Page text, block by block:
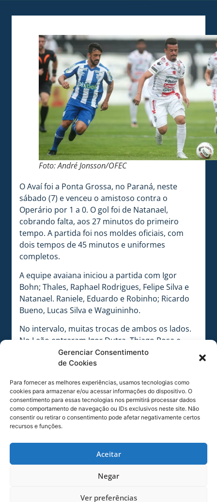
Gerenciar Consentimento
de Cookies
Para fornecer as melhores experiências, usamos tecnologias como
cookies para armazenar e/ou acessar informações do dispositivo. O
consentimento para essas tecnologias nos permitirá processar dados
como comportamento de navegação ou IDs exclusivos neste site. Não
consentir ou retirar o consentimento pode afetar negativamente certos
recursos e funções.
Aceitar
Negar
Ver preferências
Foto: André Jonsson/OFEC
O Avaí foi a Ponta Grossa, no Paraná, neste
sábado (7) e venceu o amistoso contra o
Operário por 1 a 0. O gol foi de Natanael,
cobrando falta, aos 27 minutos do primeiro
tempo. A partida foi nos moldes oficiais, com
dois tempos de 45 minutos e uniformes
completos.
A equipe avaiana iniciou a partida com Igor
Bohn; Thales, Raphael Rodrigues, Felipe Silva e
Natanael. Raniele, Eduardo e Robinho; Ricardo
Bueno, Lucas Silva e Waguininho.
No intervalo, muitas trocas de ambos os lados.
No Leão entraram Igor Dutra, Thiago Rosa e
Roberto nos lugares de Thales, Natanael e
Raphael Rodrigues, respectivamente. No
André Junio (Igor Bohn), Macaé (Raniele), Giva
(Felipe Silva), Peçanha (Eduardo), Guilherme
Santos (Ricardo Bueno), Andrey (Robinho),
Felipinho (Lucas Silva) e Dentinho (Waguininho).
partida.
O confronto foi o último teste antes da estreia
no Campeonato Catarinense, diante da
retorna hoje mesmo a Florianópolis, chegando